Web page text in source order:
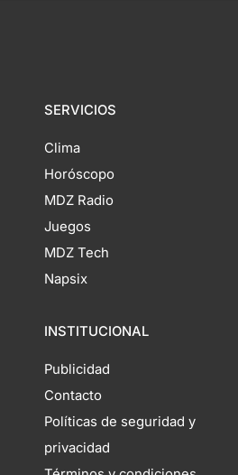
SERVICIOS
Clima
Horóscopo
MDZ Radio
Juegos
MDZ Tech
Napsix
INSTITUCIONAL
Publicidad
Contacto
Políticas de seguridad y
privacidad